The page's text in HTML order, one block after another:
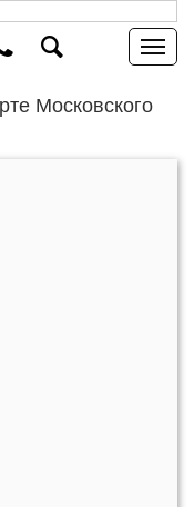
Московского